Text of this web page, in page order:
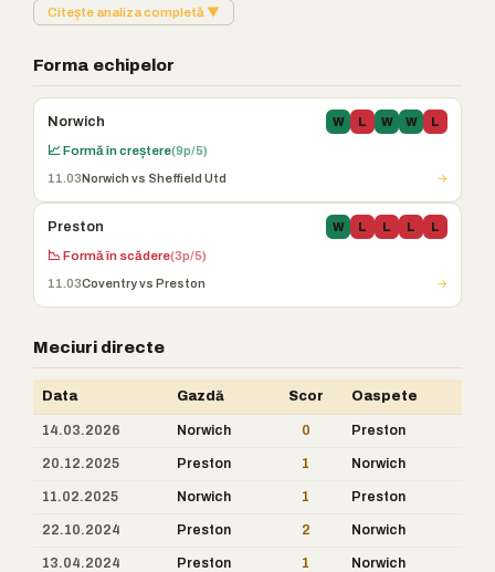
Citește analiza completă ▼
Forma echipelor
Norwich W L W W L
📈 Formă în creștere(9p/5)
11.03Norwich vs Sheffield Utd →
Preston W L L L L
📉 Formă în scădere(3p/5)
11.03Coventry vs Preston →
Meciuri directe
Data Gazdă Scor Oaspete
14.03.2026 Norwich 0 Preston
20.12.2025 Preston 1 Norwich
11.02.2025 Norwich 1 Preston
22.10.2024 Preston 2 Norwich
13.04.2024 Preston 1 Norwich